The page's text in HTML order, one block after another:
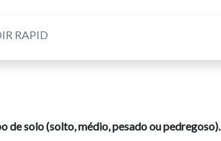
RAPID
de solo (solto, médio, pesado ou pedregoso).